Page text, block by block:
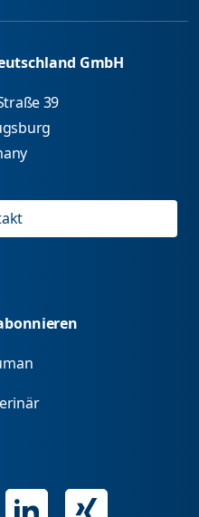
GmbH
39